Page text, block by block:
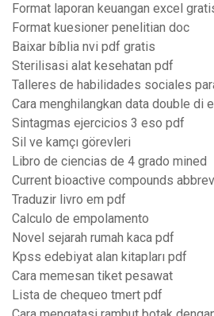
Format laporan keuangan excel
Format kuesioner penelitian doc
Baixar bíblia nvi pdf gratis
Sterilisasi alat kesehatan pdf
Talleres de habilidades sociales
Cara menghilangkan data double di
Sintagmas ejercicios 3 eso pdf
Sil ve kamçı görevleri
Libro de ciencias de 4 grado mined
Current bioactive compounds
Traduzir livro em pdf
Calculo de empolamento
Novel sejarah rumah kaca pdf
Kpss edebiyat alan kitapları pdf
Cara memesan tiket pesawat
Lista de chequeo tmert pdf